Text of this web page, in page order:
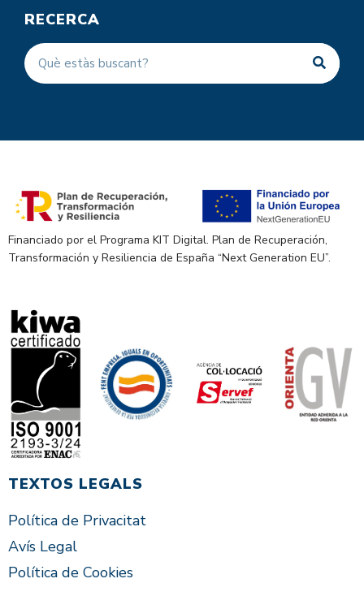
RECERCA
Financiado por el Programa KIT Digital. Plan de Recuperación,
Transformación y Resiliencia de España “Next Generation EU”.
TEXTOS LEGALS
Política de Privacitat
Avís Legal
Política de Cookies